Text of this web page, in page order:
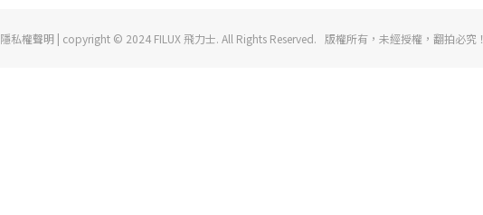
隱私權聲明 | copyright © 2024 FILUX 飛力士. All Rights Reserved. 版權所有，未經授權，翻拍必究！